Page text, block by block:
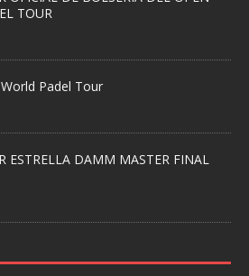
TOUR
Padel Tour
ESTRELLA DAMM MASTER FINAL